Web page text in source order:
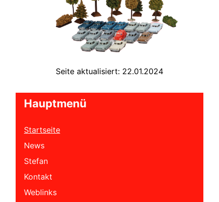
Hauptmenü
Startseite
News
Stefan
Kontakt
Weblinks
Seite aktualisiert: 22.01.2024